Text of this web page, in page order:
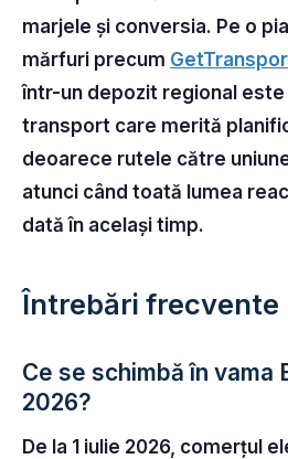
marjele și conversia. Pe o
mărfuri precum
într-un depozit regional
transport care merită
deoarece rutele către
atunci când toată lumea
dată în același timp.
Întrebări frecvente
Ce se schimbă în vama
2026?
De la 1 iulie 2026, comerțul